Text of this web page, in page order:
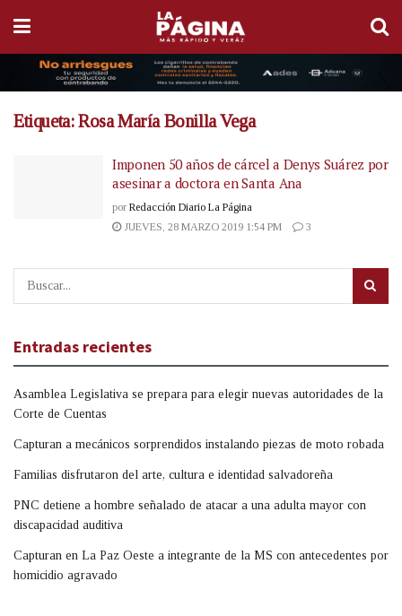
Etiqueta:Rosa María Bonilla Vega
Imponen 50 años de cárcel a Denys Suárez por
asesinar a doctora en Santa Ana
por Redacción Diario La Página
JUEVES, 28 MARZO 2019 1:54 PM
3
Entradas recientes
Asamblea Legislativa se prepara para elegir nuevas autoridades de la
Corte de Cuentas
Capturan a mecánicos sorprendidos instalando piezas de moto robada
Familias disfrutaron del arte, cultura e identidad salvadoreña
PNC detiene a hombre señalado de atacar a una adulta mayor con
discapacidad auditiva
Capturan en La Paz Oeste a integrante de la MS con antecedentes por
homicidio agravado